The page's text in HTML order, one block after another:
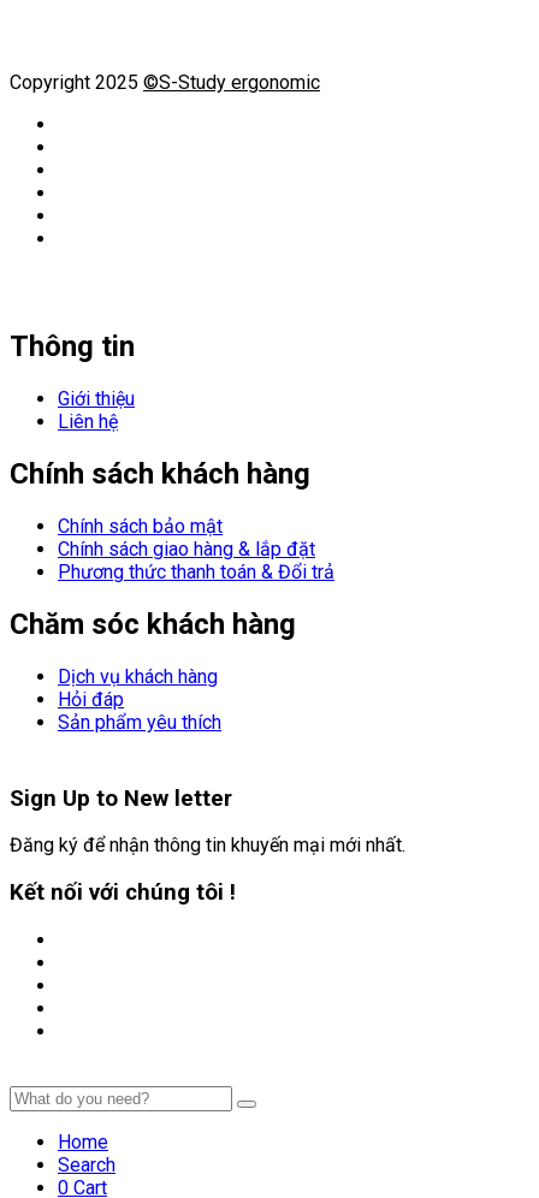
Copyright 2025 ©S-Study ergonomic
Thông tin
Giới thiệu
Liên hệ
Chính sách khách hàng
Chính sách bảo mật
Chính sách giao hàng & lắp đặt
Phương thức thanh toán & Đổi trả
Chăm sóc khách hàng
Dịch vụ khách hàng
Hỏi đáp
Sản phẩm yêu thích
Sign Up to New letter
Đăng ký để nhận thông tin khuyến mại mới nhất.
Kết nối với chúng tôi !
Home
Search
0 Cart